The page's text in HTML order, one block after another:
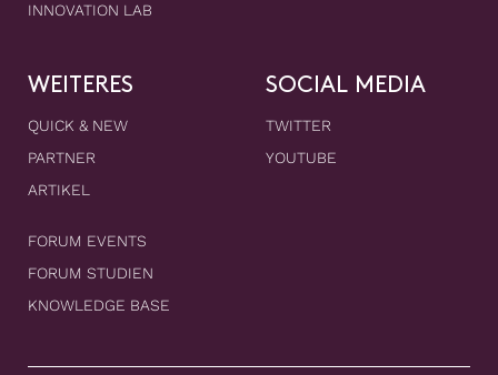
INNOVATION LAB
WEITERES
QUICK & NEW
PARTNER
ARTIKEL
FORUM EVENTS
FORUM STUDIEN
KNOWLEDGE BASE
SOCIAL MEDIA
TWITTER
YOUTUBE